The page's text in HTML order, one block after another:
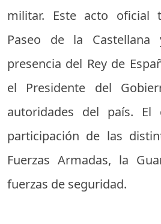
militar. Este acto oficial
Paseo de la
presencia del Rey de
el Presidente del
autoridades del país. El
participación de las
Fuerzas Armadas, la
fuerzas de seguridad.